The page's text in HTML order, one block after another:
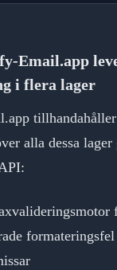
Email.app
i flera lager
alla dessa lager
formateringsfel